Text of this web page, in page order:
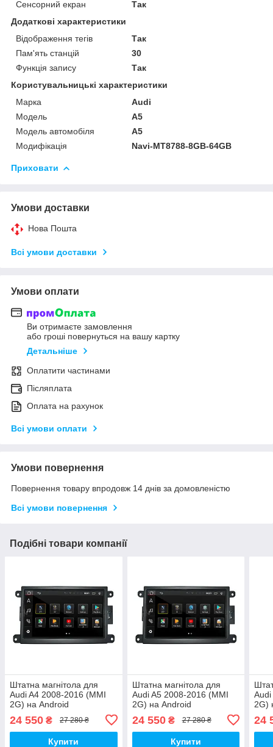
Сенсорний екран
Так
Додаткові характеристики
Відображення тегів
Так
Пам'ять станцій
30
Функція запису
Так
Користувальницькі характеристики
Марка
Audi
Модель
A5
Модель автомобіля
A5
Модифікація
Navi-MT8788-8GB-64GB
Приховати
Умови доставки
Нова Пошта
Всі умови доставки
Умови оплати
Ви отримаєте замовлення
або гроші повернуться на вашу картку
Детальніше
Оплатити частинами
Післяплата
Оплата на рахунок
Всі умови оплати
Умови повернення
Повернення товару впродовж 14 днів за домовленістю
Всі умови повернення
Подібні товари компанії
Штатна магнітола для
Audi A4 2008-2016 (MMI
2G) на Android
24 550 ₴ 27 280 ₴
Купити
Штатна магнітола для
Audi A5 2008-2016 (MMI
2G) на Android
24 550₴ 27 280 ₴
Купити
2G)
24